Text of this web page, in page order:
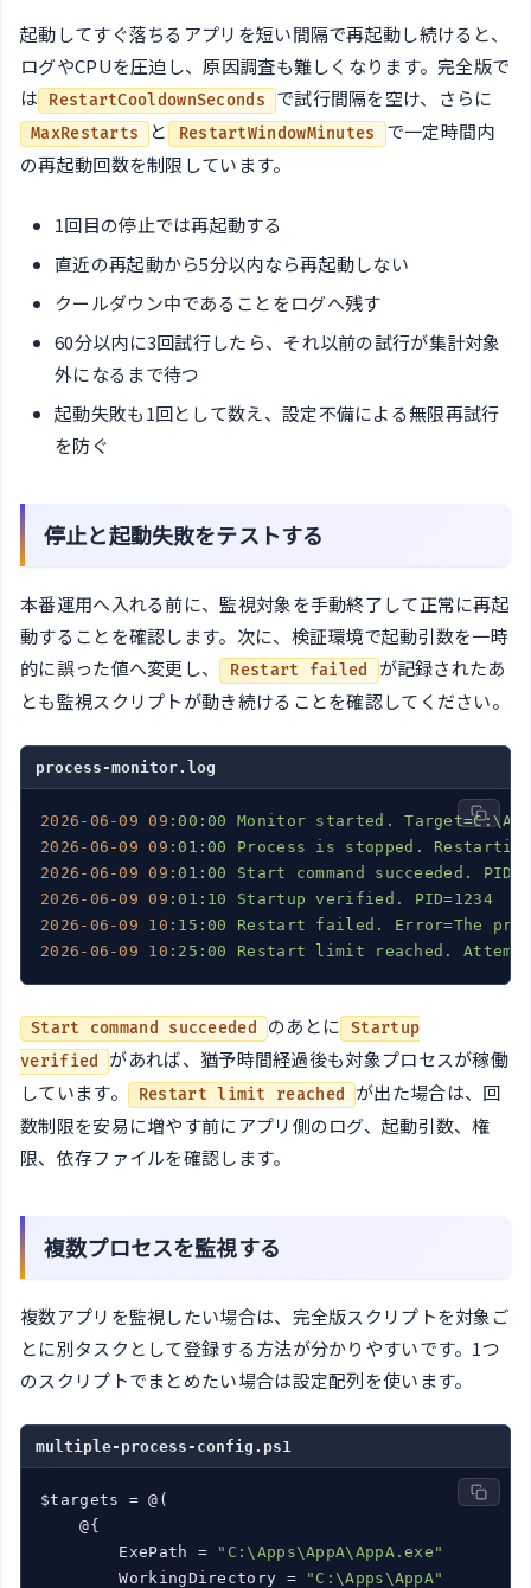
起動してすぐ落ちるアプリを短い間隔で再起動し続けると、
ログやCPUを圧迫し、原因調査も難しくなります。完全版で
は
RestartCooldownSeconds で試行間隔を空け、さらに
MaxRestarts と RestartWindowMinutes
で一定時間内
の再起動回数を制限しています。
1回目の停止では再起動する
直近の再起動から5分以内なら再起動しない
クールダウン中であることをログへ残す
60分以内に3回試行したら、それ以前の試行が集計対象
外になるまで待つ
起動失敗も1回として数え、設定不備による無限再試行
を防ぐ
停止と起動失敗をテストする
本番運用へ入れる前に、監視対象を手動終了して正常に再起
動することを確認します。次に、検証環境で起動引数を一時
的に誤った値へ変更し、
Restart failed
が記録されたあ
とも監視スクリプトが動き続けることを確認してください。
process-monitor.log
2026 -06 -09 09 :00:00 Monitor started.
2026 -06 -09 09 :01:00 Process is stopped.
2026 -06 -09 09 :01:00 Start command succeeded.
2026 -06 -09 09 :01:10 Startup verified.
PID=1234
2026 -06 -09 10 :15:00 Restart failed. Error=The
2026 -06 -09 10 :25:00 Restart limit reached.
Start command succeeded のあとに Startup
verified
があれば、猶予時間経過後も対象プロセスが稼働
しています。
Restart limit reached
が出た場合は、回
数制限を安易に増やす前にアプリ側のログ、起動引数、権
限、依存ファイルを確認します。
複数プロセスを監視する
複数アプリを監視したい場合は、完全版スクリプトを対象ご
とに別タスクとして登録する方法が分かりやすいです。1つ
のスクリプトでまとめたい場合は設定配列を使います。
multiple-process-config.ps1
$targets = @(
    @{
        ExePath =
"C:\Apps\AppA\AppA.exe"
        WorkingDirectory =
"C:\Apps\AppA"